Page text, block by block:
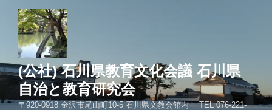
ツ
へ
(公社) 石川県教育文化会議 石川県
自治と教育研究会
〒920-0918 金沢市尾山町10-5 石川県文教会館内 TEL 076-221-